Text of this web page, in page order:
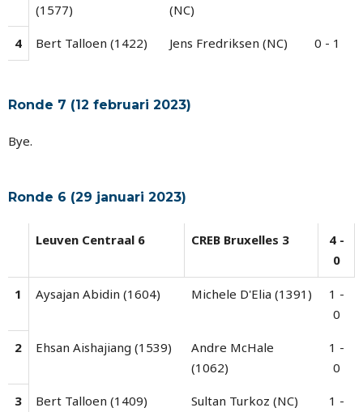
(1577)
(NC)
4 Bert Talloen (1422) Jens Fredriksen (NC) 0 - 1
Ronde 7 (12 februari 2023)
Bye.
Ronde 6 (29 januari 2023)
Leuven Centraal 6 CREB Bruxelles 3
4 -
0
1 Aysajan Abidin (1604) Michele D'Elia (1391)
1 -
0
2 Ehsan Aishajiang (1539)
Andre McHale
(1062)
1 -
0
3 Bert Talloen (1409) Sultan Turkoz (NC)
1 -